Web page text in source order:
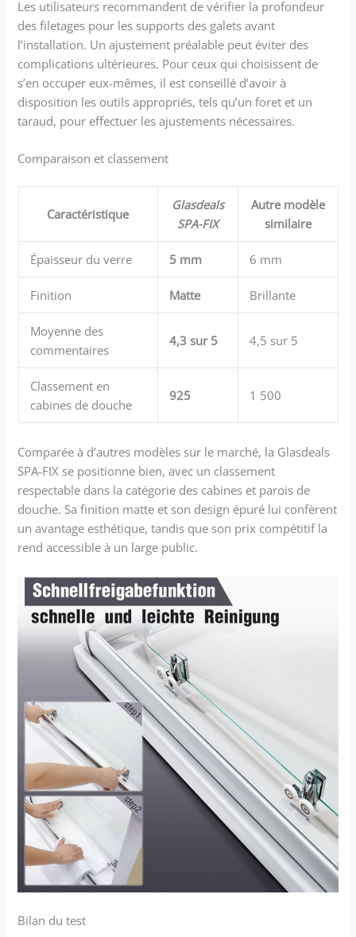
Les utilisateurs recommandent de vérifier la profondeur
des filetages pour les supports des galets avant
l’installation. Un ajustement préalable peut éviter des
complications ultérieures. Pour ceux qui choisissent de
s’en occuper eux-mêmes, il est conseillé d’avoir à
disposition les outils appropriés, tels qu’un foret et un
taraud, pour effectuer les ajustements nécessaires.
Comparaison et classement
Caractéristique
Glasdeals
SPA-FIX
Autre modèle
similaire
Épaisseur du verre 5 mm 6 mm
Finition Matte Brillante
Moyenne des
commentaires
4,3 sur 5 4,5 sur 5
Classement en
cabines de douche
925 1 500
Comparée à d’autres modèles sur le marché, la Glasdeals
SPA-FIX se positionne bien, avec un classement
respectable dans la catégorie des cabines et parois de
douche. Sa finition matte et son design épuré lui confèrent
un avantage esthétique, tandis que son prix compétitif la
rend accessible à un large public.
Bilan du test